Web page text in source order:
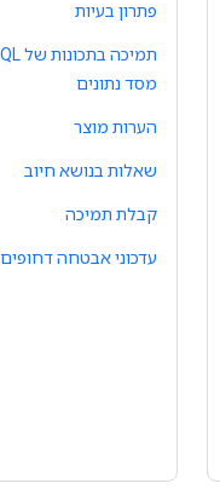
פתרון בעיות
מסד נתונים
הערות מוצר
שאלות בנושא חיוב
קבלת תמיכה
עדכוני אבטחה דחופים